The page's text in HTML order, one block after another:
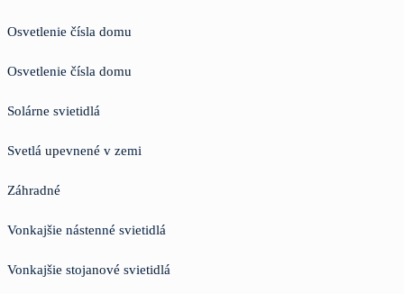
Osvetlenie čísla domu
Osvetlenie čísla domu
Solárne svietidlá
Svetlá upevnené v zemi
Záhradné
Vonkajšie nástenné svietidlá
Vonkajšie stojanové svietidlá